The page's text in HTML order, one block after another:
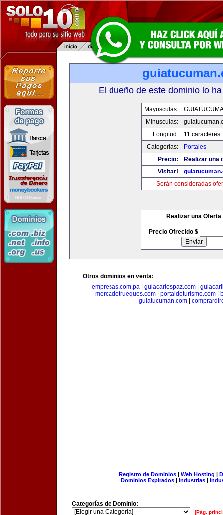
El dueño de este dominio lo
Mayusculas:
Minusculas:
Longitud:
11 caracteres
Categorias:
Portales
Precio:
Realizar una
Visitar!
Serán consideradas
Realizar una Oferta
Precio Ofrecido $
Otros dominios en venta:
empresas.com.pa| guiacarlospaz.com|
mercadotrueques.com| portaldeturismo.com|
guiatucuman.com
Registro de Dominios| Web Hosting |
Dominios Expirados | Industrias |
Categorías de Dominio:
[Pág.